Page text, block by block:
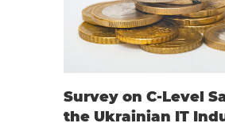
Survey on C-Level
the Ukrainian IT